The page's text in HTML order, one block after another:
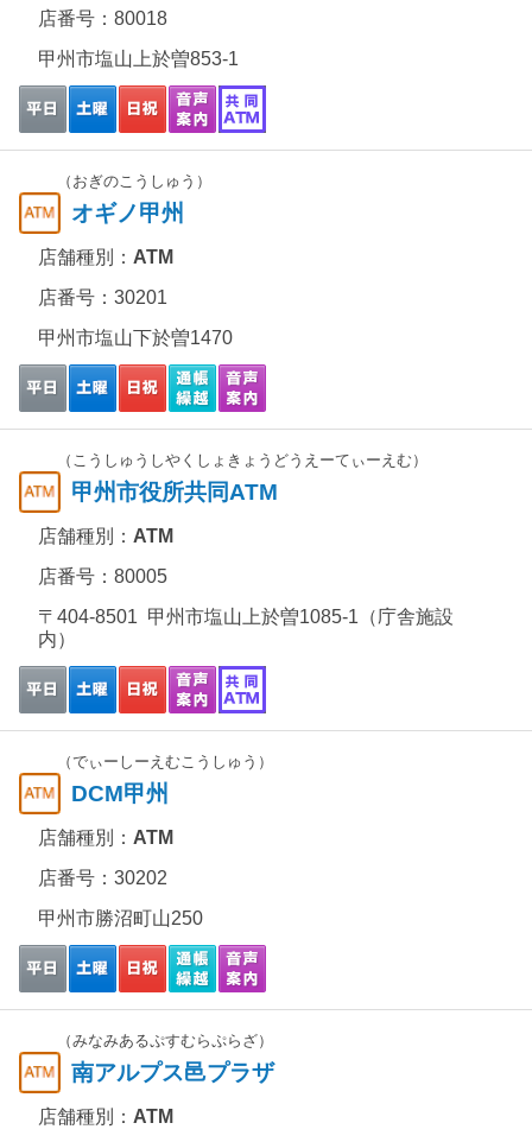
店番号：80018
甲州市塩山上於曽853-1
（おぎのこうしゅう）
オギノ甲州
店舗種別： ATM
店番号：30201
甲州市塩山下於曽1470
（こうしゅうしやくしょきょうどうえーてぃーえむ）
甲州市役所共同ATM
店舗種別： ATM
店番号：80005
〒404-8501 甲州市塩山上於曽1085-1（庁舎施設
内）
（でぃーしーえむこうしゅう）
DCM甲州
店舗種別： ATM
店番号：30202
甲州市勝沼町山250
（みなみあるぷすむらぷらざ）
南アルプス邑プラザ
店舗種別： ATM